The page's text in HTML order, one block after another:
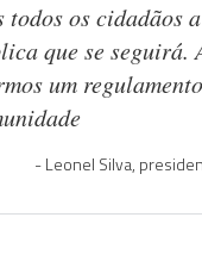
todos os cidadãos
que se seguirá.
um
Leonel Silva,